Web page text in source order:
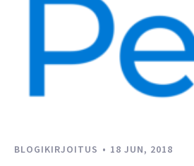
BLOGIKIRJOITUS 18 JUN, 2018